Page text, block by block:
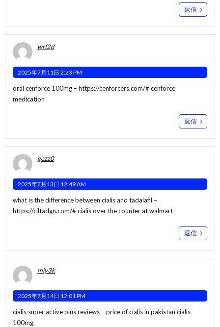
返信
wrf2d
2025年7月11日 2:23 PM
oral cenforce 100mg –https://cenforcers.com/# cenforce
medication
返信
gezz0
2025年7月13日 12:49 AM
what is the difference between cialis and tadalafil –
https://ciltadgn.com/# cialis over the counter at walmart
返信
miy3k
2025年7月14日 12:01 PM
cialis super active plus reviews –price of cialis in pakistan cialis
100mg